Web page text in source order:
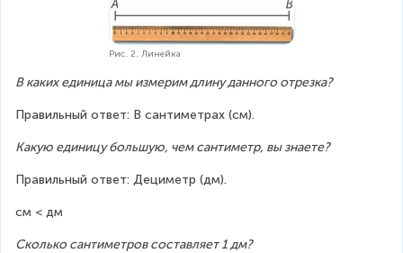
Рис. 2. Линейка
В каких единица мы измерим длину данного отрезка?
Правильный ответ: В сантиметрах (см).
Какую единицу большую, чем сантиметр, вы знаете?
Правильный ответ: Дециметр (дм).
см < дм
Сколько сантиметров составляет 1 дм?